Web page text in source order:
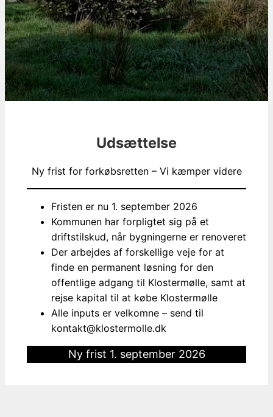
Udsættelse
Ny frist for forkøbsretten – Vi kæmper videre
Fristen er nu 1. september 2026
Kommunen har forpligtet sig på et
driftstilskud, når bygningerne er renoveret
Der arbejdes af forskellige veje for at
finde en permanent løsning for den
offentlige adgang til Klostermølle, samt at
rejse kapital til at købe Klostermølle
Alle inputs er velkomne – send til
kontakt@klostermolle.dk
Ny frist 1. september 2026